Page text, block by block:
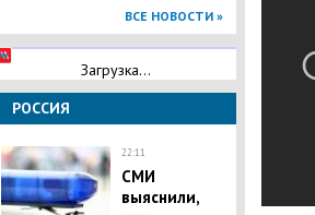
ВСЕ НОВОСТИ »
Загрузка...
РОССИЯ
22:11
СМИ
выяснили,